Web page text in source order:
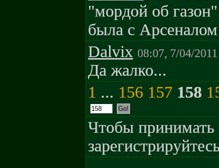
"мордой об
была с Арсеналом
Dalvix 08:07, 7/04/2011
Да жалко...
1 ... 156 157 158
Чтобы принимать